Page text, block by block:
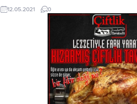
sağlık açısından telefon yada online aracılığı ile
bayramlaşmaları gerçekleştirmesi gerektiğini
12.05.2021 0